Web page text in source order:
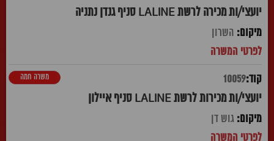
יועצי/ות מכירה לרשת LALINE סניף גנדן נתניה
השרון
10059
יועצי/ות מכירות לרשת LALINE סניף איילון
משרה חמה
גוש דן